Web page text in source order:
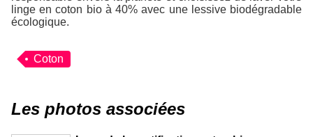
linge en coton bio à 40% avec une lessive biodégradable
écologique.
Coton
Les photos associées